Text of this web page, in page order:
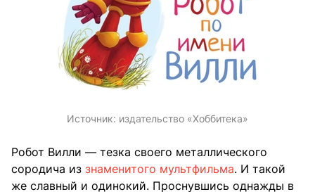
Источник: издательство «Хоббитека»
Робот Вилли — тезка своего металлического
сородича из знаменитого мультфильма. И такой
же славный и одинокий. Проснувшись однажды в